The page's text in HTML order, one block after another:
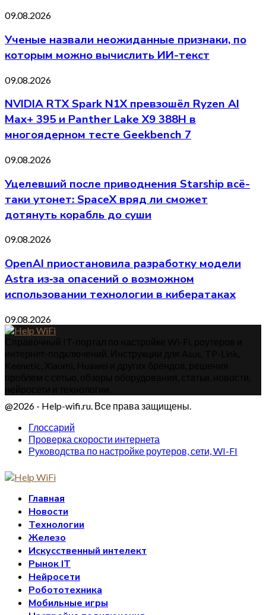
09.08.2026
Ученые назвали неожиданные признаки, по
которым можно вычислить ИИ-текст
09.08.2026
NVIDIA RTX Spark N1X превзошёл Ryzen AI
Max+ 395 и Panther Lake X9 388H в
многоядерном тесте Geekbench 7
09.08.2026
Уцелевший после приводнения Starship всё-
таки утонет: SpaceX вряд ли сможет
дотянуть корабль до суши
09.08.2026
OpenAI приостановила разработку модели
Astra из‑за опасений о возможном
использовании технологии в кибератаках
09.08.2026
@2026 - Help-wifi.ru. Все права защищены.
Глоссарий
Проверка скорости интернета
Руководства по настройке роутеров, сети, WI-FI
Главная
Новости
Технологии
Железо
Искусственный интелект
Рынок IT
Нейросети
Робототехника
Мобильные игры